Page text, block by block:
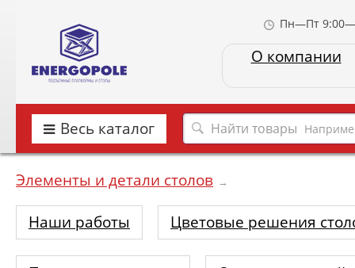
Пн—Пт
О компании
Весь каталог
Элементы и детали столов →
Наши работы Цветовые решения